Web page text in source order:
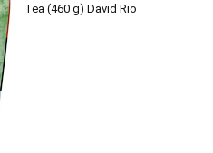
Tea (460 g) David Rio